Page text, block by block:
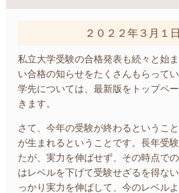
２０２２年３月１日
私立大学受験の合格発表も続々と始
い合格の知らせをたくさんもらって
学先については、最新版をトップペ
きます。
さて、今年の受験が終わるというこ
が生まれるということです。長年受
たが、実力を伸ばせず、その時点で
はレベルを下げて受験せざるを得な
っかり実力を伸ばして、今のレベル